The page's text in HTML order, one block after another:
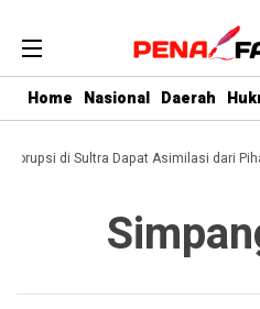
Home Nasional Daerah
Korupsi di Sultra Dapat Asimilasi dari